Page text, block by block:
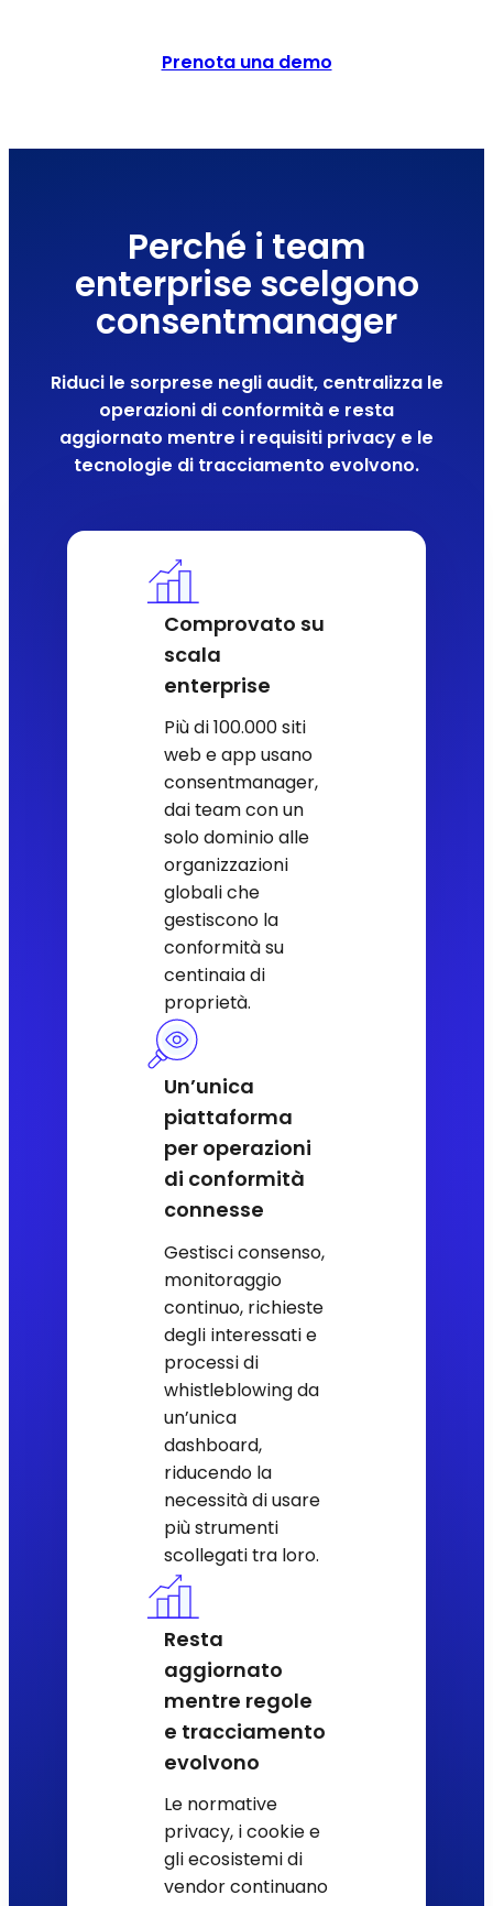
Prenota una demo
Perché i team
enterprise scelgono
consentmanager
Riduci le sorprese negli audit, centralizza le
operazioni di conformità e resta
aggiornato mentre i requisiti privacy e le
tecnologie di tracciamento evolvono.
Comprovato su
scala
enterprise
Più di 100.000 siti
web e app usano
consentmanager,
dai team con un
solo dominio alle
organizzazioni
globali che
gestiscono la
conformità su
centinaia di
proprietà.
Un’unica
piattaforma
per operazioni
di conformità
connesse
Gestisci consenso,
monitoraggio
continuo, richieste
degli interessati e
processi di
whistleblowing da
un’unica
dashboard,
riducendo la
necessità di usare
più strumenti
scollegati tra loro.
Resta
aggiornato
mentre regole
e tracciamento
evolvono
Le normative
privacy, i cookie e
gli ecosistemi di
vendor continuano